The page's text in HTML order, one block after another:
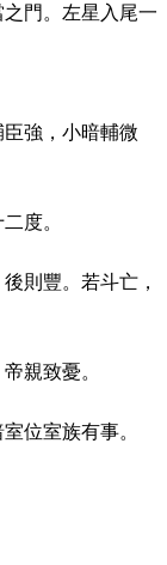
門。左星入尾一
強，小暗輔微
度。
則豐。若斗亡，
親致憂。
位室族有事。